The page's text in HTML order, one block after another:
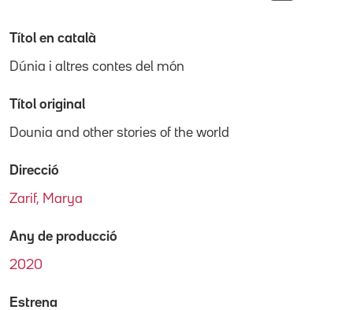
Títol en català
Dúnia i altres contes del món
Títol original
Dounia and other stories of the world
Direcció
Zarif, Marya
Any de producció
2020
Estrena